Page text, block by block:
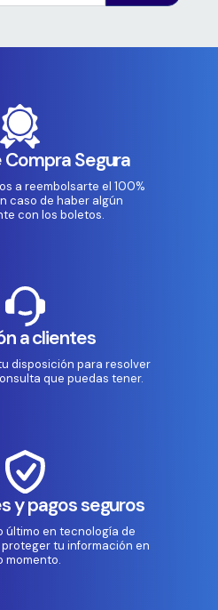
Segura
a reembolsarte el 100%
caso de haber algún
con los boletos.
a clientes
disposición para resolver
que puedas tener.
y pagos seguros
último en tecnología de
tu información en
momento.